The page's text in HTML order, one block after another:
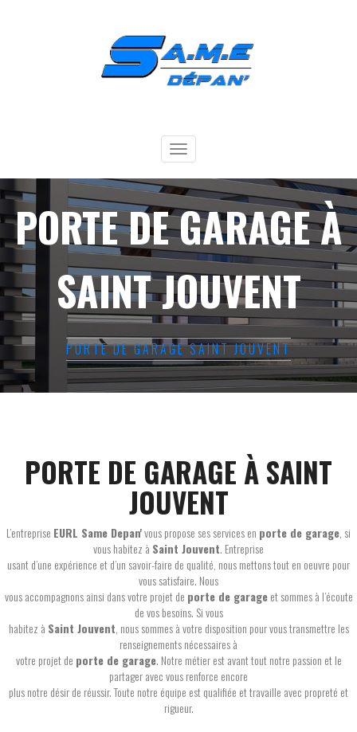
Toggle
navigation
PORTE DE GARAGE À
SAINT JOUVENT
PORTE DE GARAGE SAINT JOUVENT
PORTE DE GARAGE À SAINT
JOUVENT
L’entreprise EURL Same Depan'vous propose ses services en porte de garage, si
vous habitez à Saint Jouvent. Entreprise
usant d’une expérience et d’un savoir-faire de qualité, nous mettons tout en oeuvre pour
vous satisfaire. Nous
vous accompagnons ainsi dans votre projet de porte de garageet sommes à l’écoute
de vos besoins. Si vous
habitez à Saint Jouvent, nous sommes à votre disposition pour vous transmettre les
renseignements nécessaires à
votre projet de porte de garage. Notre métier est avant tout notre passion et le
partager avec vous renforce encore
plus notre désir de réussir. Toute notre équipe est qualifiée et travaille avec propreté et
rigueur.